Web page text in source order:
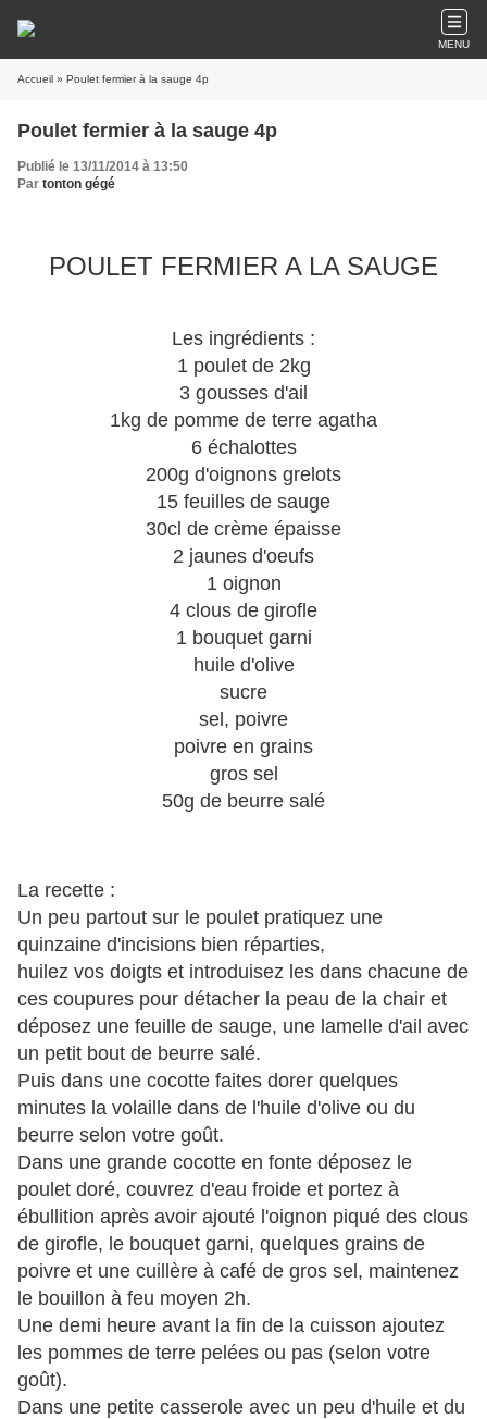
MENU
Accueil » Poulet fermier à la sauge 4p
Poulet fermier à la sauge 4p
Publié le 13/11/2014 à 13:50
Par tonton gégé
POULET FERMIER A LA SAUGE
Les ingrédients :
1 poulet de 2kg
3 gousses d'ail
1kg de pomme de terre agatha
6 échalottes
200g d'oignons grelots
15 feuilles de sauge
30cl de crème épaisse
2 jaunes d'oeufs
1 oignon
4 clous de girofle
1 bouquet garni
huile d'olive
sucre
sel, poivre
poivre en grains
gros sel
50g de beurre salé
La recette :
Un peu partout sur le poulet pratiquez une
quinzaine d'incisions bien réparties,
huilez vos doigts et introduisez les dans chacune de
ces coupures pour détacher la peau de la chair et
déposez une feuille de sauge, une lamelle d'ail avec
un petit bout de beurre salé.
Puis dans une cocotte faites dorer quelques
minutes la volaille dans de l'huile d'olive ou du
beurre selon votre goût.
Dans une grande cocotte en fonte déposez le
poulet doré, couvrez d'eau froide et portez à
ébullition après avoir ajouté l'oignon piqué des clous
de girofle, le bouquet garni, quelques grains de
poivre et une cuillère à café de gros sel, maintenez
le bouillon à feu moyen 2h.
Une demi heure avant la fin de la cuisson ajoutez
les pommes de terre pelées ou pas (selon votre
goût).
Dans une petite casserole avec un peu d'huile et du